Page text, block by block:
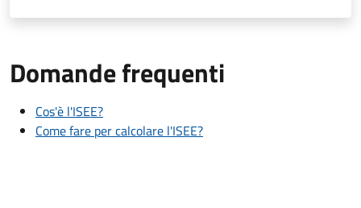
Domande frequenti
Cos'è l'ISEE?
Come fare per calcolare l'ISEE?